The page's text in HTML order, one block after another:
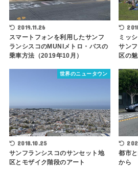
2019.11.26
スマートフォンを利用したサンフ
ランシスコのMUNIメトロ・バスの
乗車方法（2019年10月）
ミッ
サン
区の
世界のニュータウン
2018.10.25
サンフランシスコのサンセット地
区とモザイク階段のアート
都市
から